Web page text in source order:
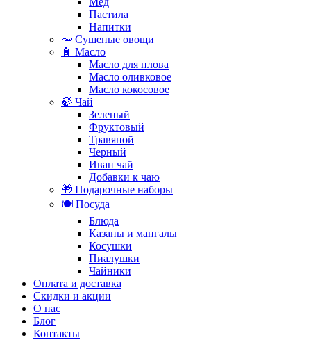
Пастила
Напитки
🥕 Сушеные овощи
🧴 Масло
Масло для плова
Масло оливковое
Масло кокосовое
🍃 Чай
Зеленый
Фруктовый
Травяной
Черный
Иван чай
Добавки к чаю
🎁 Подарочные наборы
🍽️ Посуда
Блюда
Казаны и мангалы
Косушки
Пиалушки
Чайники
Оплата и доставка
Скидки и акции
О нас
Блог
Контакты